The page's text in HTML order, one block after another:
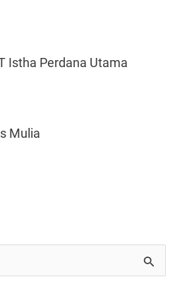
Istha Perdana Utama
Mulia